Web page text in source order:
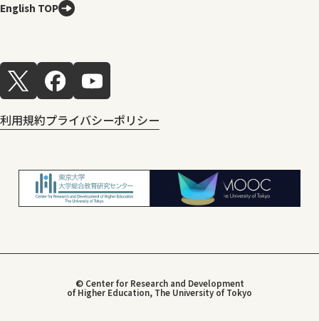
English TOP
利用規約プライバシーポリシー
© Center for Research and Development
of Higher Education, The University of Tokyo